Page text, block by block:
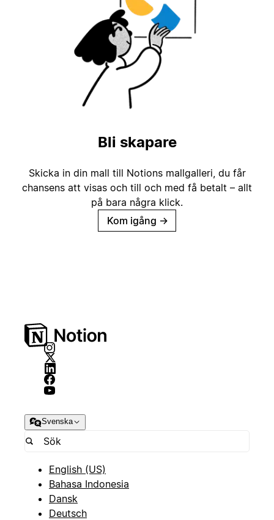
Bli skapare
Skicka in din mall till Notions mallgalleri, du får
chansens att visas och till och med få betalt – allt
på bara några klick.
Kom igång →
Svenska
English (US)
Bahasa Indonesia
Dansk
Deutsch